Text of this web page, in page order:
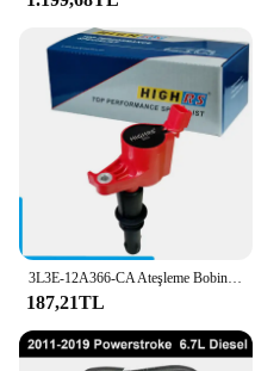
3L3E-12A366-CA Ateşleme Bobini Ford Expedition Explorer F150 F250 F350 Mustang Lincoln Navigator Mark 1120-29340 DG511
187,21TL